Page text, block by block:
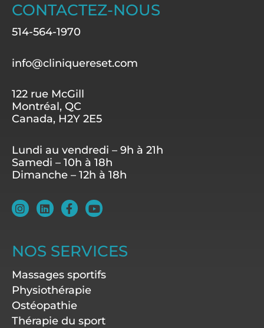
CONTACTEZ-NOUS
514-564-1970
info@cliniquereset.com
122 rue McGill
Montréal, QC
Canada, H2Y 2E5
Lundi au vendredi – 9h à 21h
Samedi – 10h à 18h
Dimanche – 12h à 18h
I
n
a
g
r
a
m
L
i
e
d
n
F
a
b
o
k
-
f
Y
o
u
b
e
NOS SERVICES
Massages sportifs
Physiothérapie
Ostéopathie
Thérapie du sport